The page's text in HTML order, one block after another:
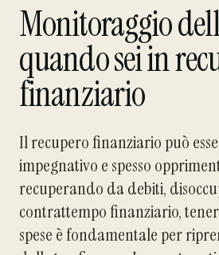
Monitoraggio
quando sei in
finanziario
Il recupero finanziario può
impegnativo e spesso
recuperando da debiti,
contrattempo finanziario,
spese è fondamentale per